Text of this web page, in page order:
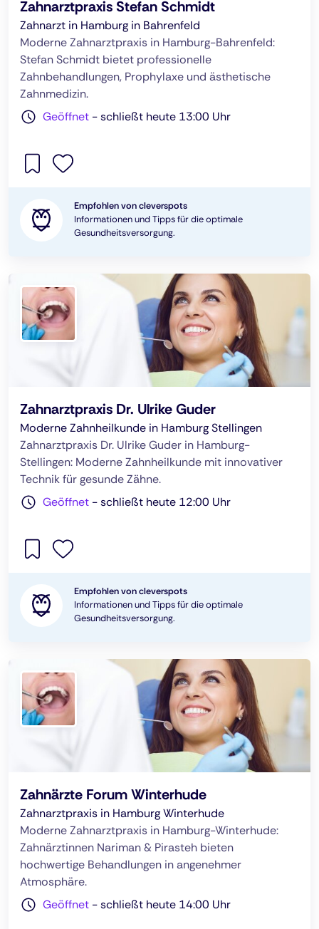
Zahnarztpraxis Stefan Schmidt
Zahnarzt in Hamburg in Bahrenfeld
Moderne Zahnarztpraxis in Hamburg-Bahrenfeld:
Stefan Schmidt bietet professionelle
Zahnbehandlungen, Prophylaxe und ästhetische
Zahnmedizin.
Geöffnet -schließt heute 13:00 Uhr
Empfohlen von cleverspots
Informationen und Tipps für die optimale
Gesundheitsversorgung.
Zahnarztpraxis Dr. Ulrike Guder
Moderne Zahnheilkunde in Hamburg Stellingen
Zahnarztpraxis Dr. Ulrike Guder in Hamburg-
Stellingen: Moderne Zahnheilkunde mit innovativer
Technik für gesunde Zähne.
Geöffnet -schließt heute 12:00 Uhr
Empfohlen von cleverspots
Informationen und Tipps für die optimale
Gesundheitsversorgung.
Zahnärzte Forum Winterhude
Zahnarztpraxis in Hamburg Winterhude
Moderne Zahnarztpraxis in Hamburg-Winterhude:
Zahnärztinnen Nariman & Pirasteh bieten
hochwertige Behandlungen in angenehmer
Atmosphäre.
Geöffnet -schließt heute 14:00 Uhr